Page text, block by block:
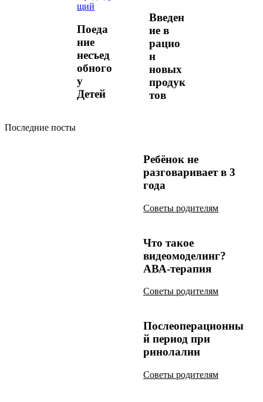
щий
Поеда
ние
несъед
обного
у
Детей
Введен
ие в
рацио
н
новых
продук
тов
Последние посты
Ребёнок не
разговаривает в 3
года
Советы родителям
Что такое
видеомоделинг?
АВА-терапия
Советы родителям
Послеоперационны
й период при
ринолалии
Советы родителям